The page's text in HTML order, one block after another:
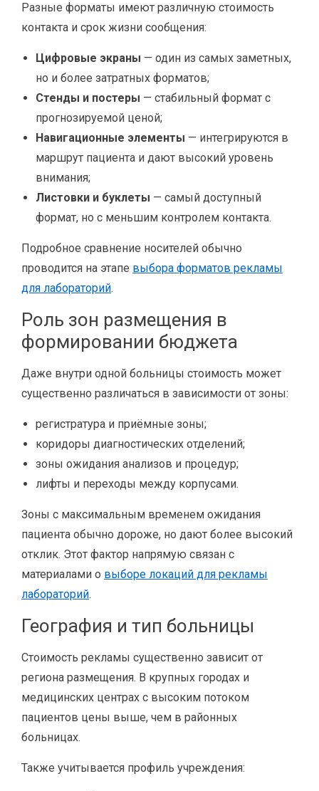
Разные форматы имеют различную стоимость
контакта и срок жизни сообщения:
Цифровые экраны — один из самых заметных,
но и более затратных форматов;
Стенды и постеры — стабильный формат с
прогнозируемой ценой;
Навигационные элементы — интегрируются в
маршрут пациента и дают высокий уровень
внимания;
Листовки и буклеты — самый доступный
формат, но с меньшим контролем контакта.
Подробное сравнение носителей обычно
проводится на этапе выбора форматов рекламы
для лабораторий.
Роль зон размещения в
формировании бюджета
Даже внутри одной больницы стоимость может
существенно различаться в зависимости от зоны:
регистратура и приёмные зоны;
коридоры диагностических отделений;
зоны ожидания анализов и процедур;
лифты и переходы между корпусами.
Зоны с максимальным временем ожидания
пациента обычно дороже, но дают более высокий
отклик. Этот фактор напрямую связан с
материалами о выборе локаций для рекламы
лабораторий.
География и тип больницы
Стоимость рекламы существенно зависит от
региона размещения. В крупных городах и
медицинских центрах с высоким потоком
пациентов цены выше, чем в районных
больницах.
Также учитывается профиль учреждения: